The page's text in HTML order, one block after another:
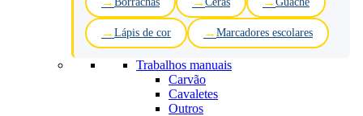
Lápis de cor Marcadores escolares
Trabalhos manuais
Carvão
Cavaletes
Outros